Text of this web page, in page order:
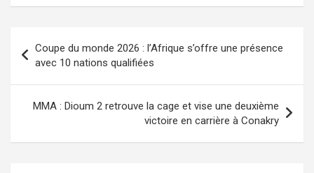
ce
o
o
k
st
d
o
n
ail ta
g
er
Coupe du monde 2026 : l’Afrique s’offre une présence
avec 10 nations qualifiées
MMA : Dioum 2 retrouve la cage et vise une deuxième
victoire en carrière à Conakry